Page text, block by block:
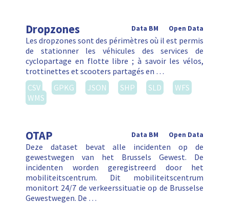
Dropzones Open Data
Data BM
Les dropzones sont des périmètres où il est permis
de stationner les véhicules des services de
cyclopartage en flotte libre ; à savoir les vélos,
trottinettes et scooters partagés en …
CSV
GPKG JSON SHP SLD
WFS
WMS
OTAP Open Data
Data BM
Deze dataset bevat alle incidenten op de
gewestwegen van het Brussels Gewest. De
incidenten worden geregistreerd door het
mobiliteitscentrum. Dit mobiliteitscentrum
monitort 24/7 de verkeerssituatie op de Brusselse
Gewestwegen. De …